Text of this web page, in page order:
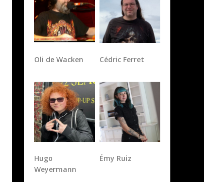
Oli de Wacken Cédric Ferret
Hugo
Weyermann
Émy Ruiz